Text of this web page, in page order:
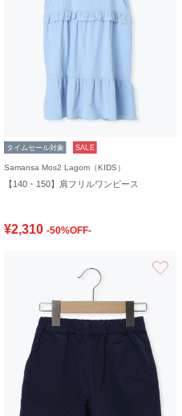
タイムセール対象 SALE
Samansa Mos2 Lagom（KIDS）
【140・150】肩フリルワンピース
¥2,310 -50%OFF-